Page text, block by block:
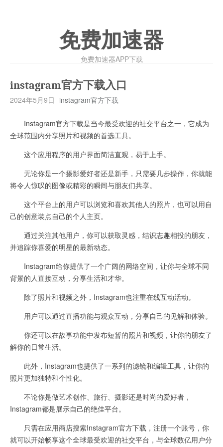
免费加速器
免费加速器APP下载
instagram官方下载入口
2024年5月9日 instagram官方下载
Instagram官方下载是当今最受欢迎的社交平台之一，它成为
全球范围内分享照片和视频的首选工具。
这个应用程序的用户界面简洁直观，易于上手。
无论你是一个摄影爱好者还是新手，只需要几步操作，你就能
将令人惊叹的图像或精彩的瞬间与朋友们共享。
这个平台上的用户可以浏览和喜欢其他人的照片，也可以用自
己的创意装点自己的个人主页。
通过关注其他用户，你可以获取灵感，结识志趣相投的朋友，
并追踪你喜爱的明星的最新动态。
Instagram给你提供了一个广阔的网络空间，让你与全球不同
背景的人直接互动，分享生活和才华。
除了照片和视频之外，Instagram也注重在线互动活动。
用户可以通过直播功能与观众互动，分享自己的见解和体验。
你还可以在故事功能中发布短暂的照片和视频，让你的朋友了
解你的日常生活。
此外，Instagram也提供了一系列的滤镜和编辑工具，让你的
照片更加独特和个性化。
不论你是做艺术创作、旅行、摄影还是时尚的爱好者，
Instagram都是展示自己的绝佳平台。
只需在应用商店搜索Instagram官方下载，注册一个账号，你
就可以开始畅享这个全球最受欢迎的社交平台，与全球数亿用户分